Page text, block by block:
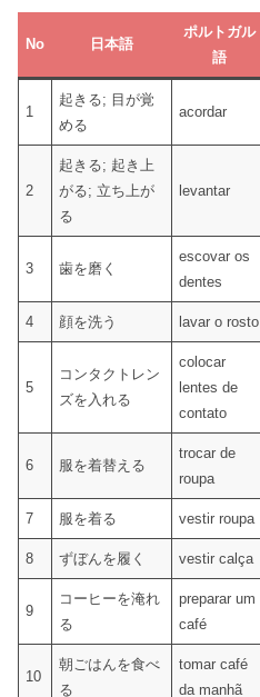
No 日本語
ポルトガル
語
1
起きる; 目が覚
める
acordar
2
起きる; 起き上
がる; 立ち上が
る
levantar
3 歯を磨く
escovar os
dentes
4 顔を洗う lavar o rosto
5
コンタクトレン
ズを入れる
colocar
lentes de
contato
6 服を着替える
trocar de
roupa
7 服を着る vestir roupa
8 ずぼんを履く vestir calça
9
コーヒーを淹れ
る
preparar um
café
10
朝ごはんを食べ
る
tomar café
da manhã